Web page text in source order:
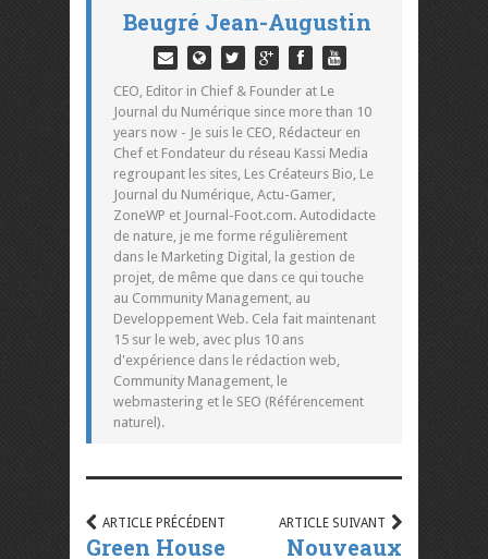
Beugré Jean-Augustin
CEO, Editor in Chief & Founder at Le
Journal du Numérique since more than 10
years now - Je suis le CEO, Rédacteur en
Chef et Fondateur du réseau Kassi Media
regroupant les sites, Les Créateurs Bio, Le
Journal du Numérique, Actu-Gamer,
ZoneWP et Journal-Foot.com. Autodidacte
de nature, je me forme régulièrement
dans le Marketing Digital, la gestion de
projet, de même que dans ce qui touche
au Community Management, au
Developpement Web. Cela fait maintenant
15 sur le web, avec plus 10 ans
d'expérience dans le rédaction web,
Community Management, le
webmastering et le SEO (Référencement
naturel).
ARTICLE PRÉCÉDENT
Green House
ARTICLE SUIVANT
Nouveaux